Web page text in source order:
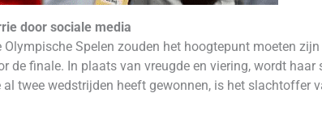
door sociale media
Spelen zouden het hoogtepunt moeten
de finale. In plaats van vreugde en viering, wordt
twee wedstrijden heeft gewonnen, is het slachtoffer